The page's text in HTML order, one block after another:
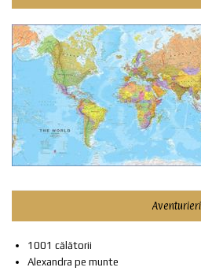
Aventurieri
1001 călătorii
Alexandra pe munte